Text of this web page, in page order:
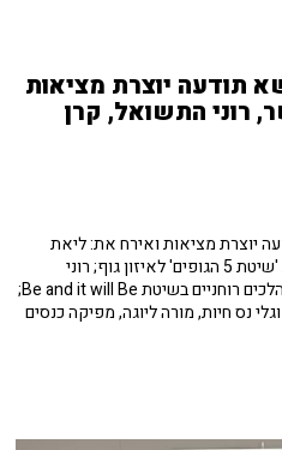
תודעה יוצרת מציאות
רוני התשואל, קרן
יוצרת מציאות ואירח את: ליאת
דויטשר, מומחית לתת מודע, מייסדת 'שיטת 5 הגופים' לאיזון גוף; רוני
התשואל, מנטורת רוחנית, מעבירה תהלכים רוחניים בשיטת Be and it will Be;
נס חיות, מורה ליוגה, מפיקה כנסים